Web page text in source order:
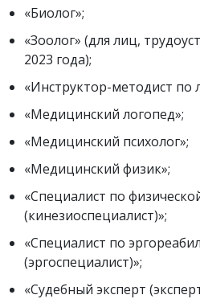
«Биолог»;
«Зоолог» (для лиц,
2023 года);
«Инструктор-методист по
«Медицинский логопед»;
«Медицинский психолог»;
«Медицинский физик»;
«Специалист по
(кинезиоспециалист)»;
«Специалист по
(эргоспециалист)»;
«Судебный эксперт